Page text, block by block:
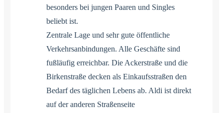
besonders bei jungen Paaren und Singles
beliebt ist.
Zentrale Lage und sehr gute öffentliche
Verkehrsanbindungen. Alle Geschäfte sind
fußläufig erreichbar. Die Ackerstraße und die
Birkenstraße decken als Einkaufsstraßen den
Bedarf des täglichen Lebens ab. Aldi ist direkt
auf der anderen Straßenseite